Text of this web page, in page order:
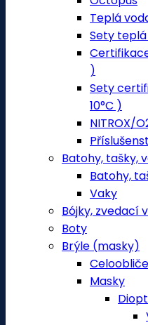
Teplá
Sety teplá
)
Sety
10°C )
NITROX/
Batohy, tašky,
Batohy,
Vaky
Bójky, zvedací
Boty
Brýle (masky)
Masky